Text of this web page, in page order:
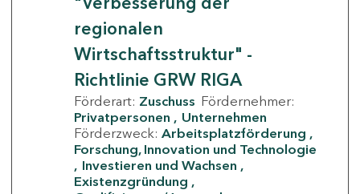
regionalen
Wirtschaftsstruktur" -
Richtlinie GRW RIGA
Förderart: Zuschuss Fördernehmer:
Privatpersonen
Unternehmen
Förderzweck: Arbeitsplatzförderung
Forschung, Innovation und Technologie
Investieren und Wachsen
Existenzgründung